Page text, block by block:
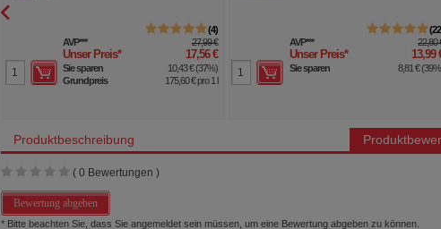
4
AVP*** 27,99 €
Unser Preis* 17,56 €
Sie sparen 10,43 €(37%)
Grundpreis
175,60 €pro 1 l
22
AVP*** 22,80
Unser Preis* 13,99
Sie sparen 8,81 €(39%
Produktbeschreibung
( 0 Bewertungen )
Bewertung abgeben
* Bitte beachten Sie, dass Sie angemeldet sein müssen, um eine Bewertung abgeben zu können.